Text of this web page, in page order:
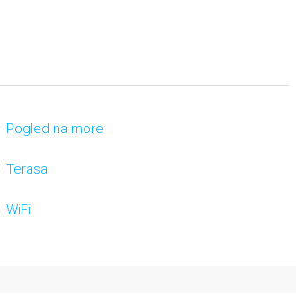
Pogled na more
Terasa
WiFi